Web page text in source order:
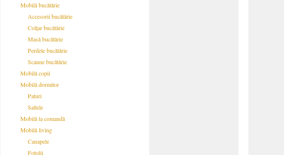
Mobilă bucătărie
Accesorii bucătărie
Colțar bucătărie
Masă bucătărie
Perdele bucătărie
Scaune bucătărie
Mobilă copii
Mobilă dormitor
Paturi
Saltele
Mobilă la comandă
Mobilă living
Canapele
Fotolii